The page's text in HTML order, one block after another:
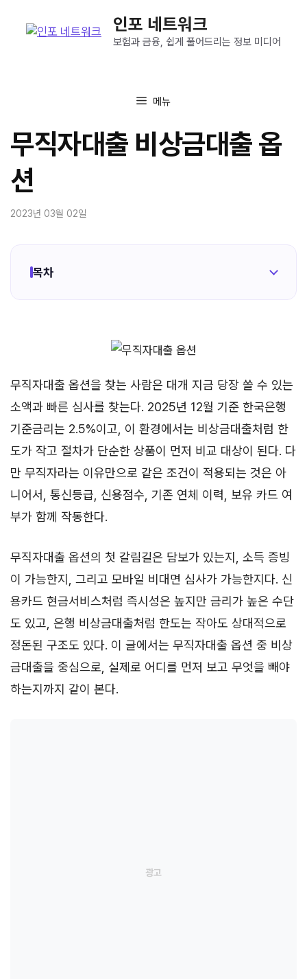
인포 네트워크
보험과 금융, 쉽게 풀어드리는 정보 미디어
메뉴
무직자대출 비상금대출 옵
션
2023년 03월 02일
목차
무직자대출 옵션을 찾는 사람은 대개 지금 당장 쓸 수 있는
소액과 빠른 심사를 찾는다. 2025년 12월 기준 한국은행
기준금리는 2.5%이고, 이 환경에서는 비상금대출처럼 한
도가 작고 절차가 단순한 상품이 먼저 비교 대상이 된다. 다
만 무직자라는 이유만으로 같은 조건이 적용되는 것은 아
니어서, 통신등급, 신용점수, 기존 연체 이력, 보유 카드 여
부가 함께 작동한다.
무직자대출 옵션의 첫 갈림길은 담보가 있는지, 소득 증빙
이 가능한지, 그리고 모바일 비대면 심사가 가능한지다. 신
용카드 현금서비스처럼 즉시성은 높지만 금리가 높은 수단
도 있고, 은행 비상금대출처럼 한도는 작아도 상대적으로
정돈된 구조도 있다. 이 글에서는 무직자대출 옵션 중 비상
금대출을 중심으로, 실제로 어디를 먼저 보고 무엇을 빼야
하는지까지 같이 본다.